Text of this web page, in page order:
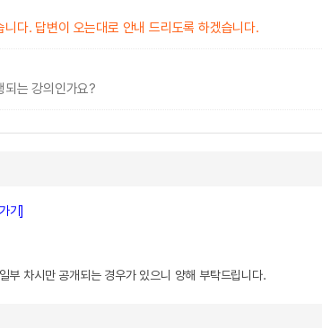
다. 답변이 오는대로 안내 드리도록 하겠습니다.
는 강의인가요?
기]
부 차시만 공개되는 경우가 있으니 양해 부탁드립니다.